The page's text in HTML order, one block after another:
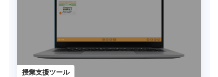
授業支援ツール